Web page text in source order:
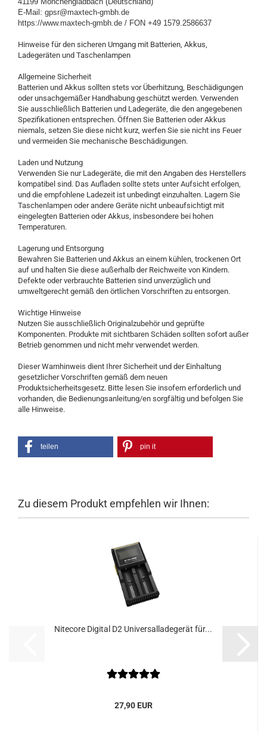
E-Mail: gpsr@maxtech-gmbh.de
https://www.maxtech-gmbh.de / FON +49 1579.2586637
Hinweise für den sicheren Umgang mit Batterien, Akkus,
Ladegeräten und Taschenlampen
Allgemeine Sicherheit
Batterien und Akkus sollten stets vor Überhitzung, Beschädigungen
oder unsachgemäßer Handhabung geschützt werden. Verwenden
Sie ausschließlich Batterien und Ladegeräte, die den angegebenen
Spezifikationen entsprechen. Öffnen Sie Batterien oder Akkus
niemals, setzen Sie diese nicht kurz, werfen Sie sie nicht ins Feuer
und vermeiden Sie mechanische Beschädigungen.
Laden und Nutzung
Verwenden Sie nur Ladegeräte, die mit den Angaben des Herstellers
kompatibel sind. Das Aufladen sollte stets unter Aufsicht erfolgen,
und die empfohlene Ladezeit ist unbedingt einzuhalten. Lagern Sie
Taschenlampen oder andere Geräte nicht unbeaufsichtigt mit
eingelegten Batterien oder Akkus, insbesondere bei hohen
Temperaturen.
Lagerung und Entsorgung
Bewahren Sie Batterien und Akkus an einem kühlen, trockenen Ort
auf und halten Sie diese außerhalb der Reichweite von Kindern.
Defekte oder verbrauchte Batterien sind unverzüglich und
umweltgerecht gemäß den örtlichen Vorschriften zu entsorgen.
Wichtige Hinweise
Nutzen Sie ausschließlich Originalzubehör und geprüfte
Komponenten. Produkte mit sichtbaren Schäden sollten sofort außer
Betrieb genommen und nicht mehr verwendet werden.
Dieser Warnhinweis dient Ihrer Sicherheit und der Einhaltung
gesetzlicher Vorschriften gemäß dem neuen
Produktsicherheitsgesetz. Bitte lesen Sie insofern erforderlich und
vorhanden, die Bedienungsanleitung/en sorgfältig und befolgen Sie
alle Hinweise.
teilen pin it
Zu diesem Produkt empfehlen wir Ihnen:
Nitecore Digital D2 Universalladegerät für...
27,90 EUR